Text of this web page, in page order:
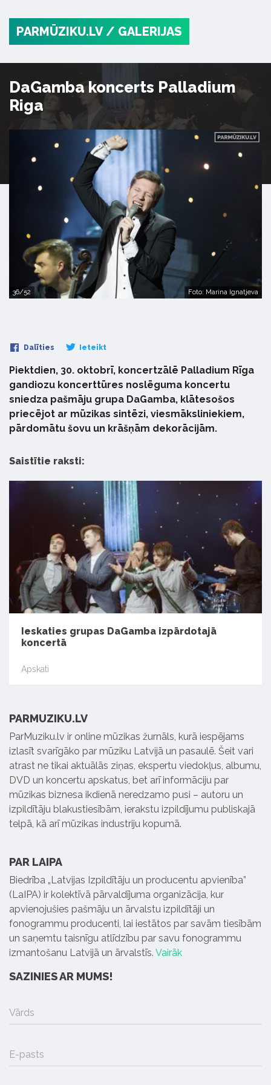
PARMŪZIKU.LV / GALERIJAS
DaGamba koncerts Palladium
Riga
36/52 Foto: Marina Ignatjeva
Dalīties Ieteikt
Piektdien, 30. oktobrī, koncertzālē Palladium Rīga
gandiozu koncerttūres noslēguma koncertu
sniedza pašmāju grupa DaGamba, klātesošos
priecējot ar mūzikas sintēzi, viesmāksliniekiem,
pārdomātu šovu un krāšņām dekorācijām.
Saistītie raksti:
Ieskaties grupas DaGamba izpārdotajā
koncertā
Apskati
PARMUZIKU.LV
ParMuziku.lv ir online mūzikas žurnāls, kurā iespējams
izlasīt svarīgāko par mūziku Latvijā un pasaulē. Šeit vari
atrast ne tikai aktuālās ziņas, ekspertu viedokļus, albumu,
DVD un koncertu apskatus, bet arī informāciju par
mūzikas biznesa ikdienā neredzamo pusi – autoru un
izpildītāju blakustiesībām, ierakstu izpildījumu publiskajā
telpā, kā arī mūzikas industriju kopumā.
PAR LAIPA
Biedrība „Latvijas Izpildītāju un producentu apvienība”
(LaIPA) ir kolektīvā pārvaldījuma organizācija, kur
apvienojušies pašmāju un ārvalstu izpildītāji un
fonogrammu producenti, lai iestātos par savām tiesībām
un saņemtu taisnīgu atlīdzību par savu fonogrammu
izmantošanu Latvijā un ārvalstīs. Vairāk
SAZINIES AR MUMS!
Vārds
E-pasts